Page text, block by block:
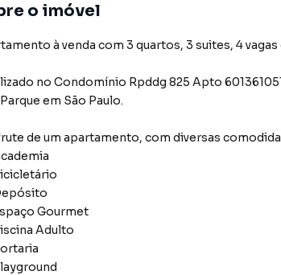
o imóvel
à venda com 3 quartos, 3 suites, 4
no Condomínio Rpddg 825 Apto
em São Paulo.
de um apartamento, com diversas
Gourmet
Adulto